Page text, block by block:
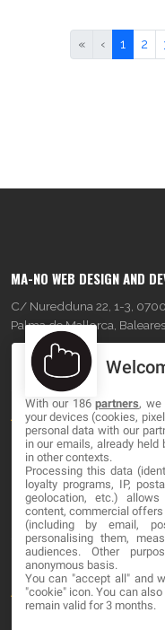
« ‹ 1 2
MA-NO WEB DESIGN AND
C/ Nuredduna 22, 1-3,
Palma de Mallorca, Baleares
OUR COMPANY
About
Blog
Contact
LEGAL
Cookies
Avviso Legale
With our 186partners, we
your devices (cookies,
personal data with our
in our emails, already
in other contexts.
Processing this data
loyalty programs, IP,
geolocation, etc.)
content, commercial
(including by email,
personalising them,
audiences. Other
anonymous basis.
You can "accept all" and
"cookie" icon. You can
remain valid for 3 months.